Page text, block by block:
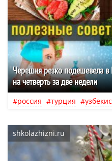
Черешня резко подешевела в
на четверть за две недели
россия турция
shkolazhizni.ru